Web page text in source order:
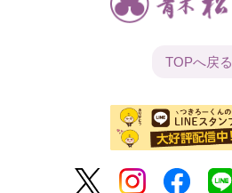
TOPへ戻る